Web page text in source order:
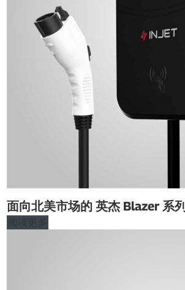
面向北美市场的 英杰 Blazer 系列
阅读更多